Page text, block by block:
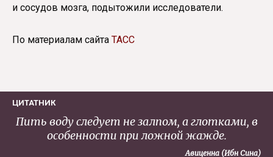
и сосудов мозга, подытожили исследователи.
По материалам сайта ТАСС
ЦИТАТНИК
Пить воду следует не залпом, а глотками, в
особенности при ложной жажде.
Авиценна (Ибн Сина)